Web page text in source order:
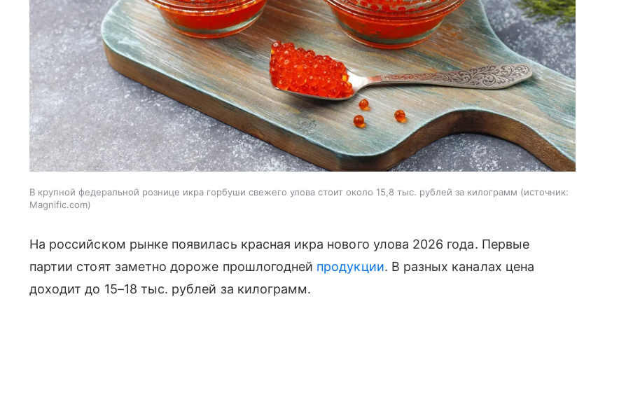
В крупной федеральной рознице икра горбуши свежего улова стоит около 15,8 тыс. рублей за килограмм
источник:
Magnific.com
На российском рынке появилась красная икра нового улова 2026 года. Первые
партии стоят заметно дороже прошлогодней продукции. В разных каналах цена
доходит до 15–18 тыс. рублей за килограмм.